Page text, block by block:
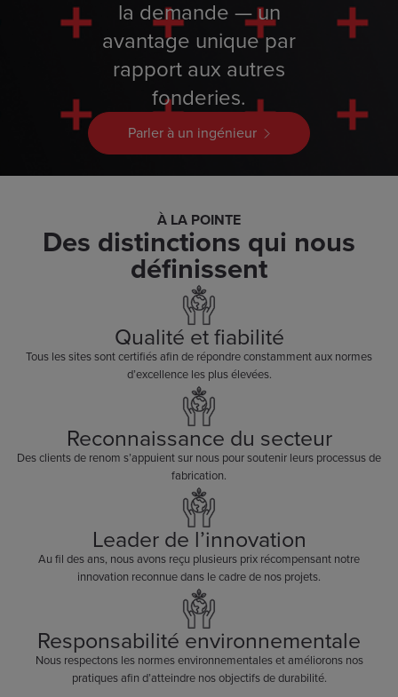
la demande — un
avantage unique par
rapport aux autres
fonderies.
Parler à un ingénieur
À LA POINTE
Des distinctions qui nous
définissent
Qualité et fiabilité
Tous les sites sont certifiés afin de répondre constamment aux normes
d’excellence les plus élevées.
Reconnaissance du secteur
Des clients de renom s’appuient sur nous pour soutenir leurs processus de
fabrication.
Leader de l’innovation
Au fil des ans, nous avons reçu plusieurs prix récompensant notre
innovation reconnue dans le cadre de nos projets.
Responsabilité environnementale
Nous respectons les normes environnementales et améliorons nos
pratiques afin d’atteindre nos objectifs de durabilité.